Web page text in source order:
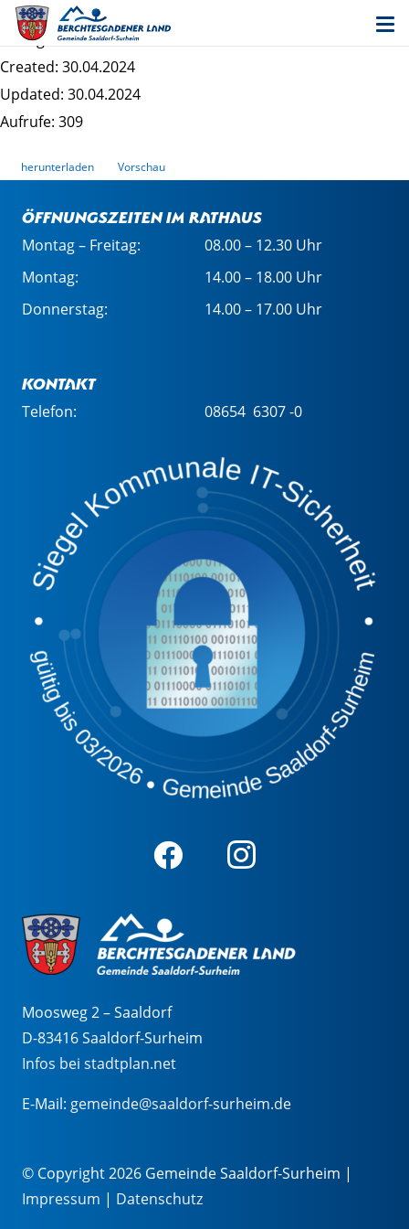
Bekanntmachung frühzeitige Surheim Ost
Dateigrösse: 777.20 KB
Created: 30.04.2024
Updated: 30.04.2024
Aufrufe: 309
herunterladen Vorschau
Öffnungszeiten im Rathaus
Montag – Freitag:
08.00 – 12.30 Uhr
Montag:
14.00 – 18.00 Uhr
Donnerstag:
14.00 – 17.00 Uhr
Kontakt
Telefon: 08654 6307 -0
Moosweg 2 – Saaldorf
D-83416 Saaldorf-Surheim
Infos bei stadtplan.net
E-Mail: gemeinde@saaldorf-surheim.de
© Copyright 2026 Gemeinde Saaldorf-Surheim |
Impressum | Datenschutz